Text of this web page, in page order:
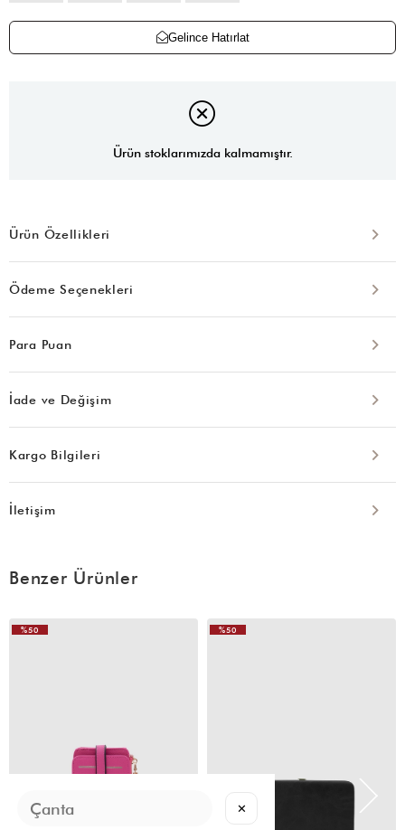
Gelince Hatırlat
Ürün stoklarımızda kalmamıştır.
Ürün Özellikleri
Ödeme Seçenekleri
Para Puan
İade ve Değişim
Kargo Bilgileri
İletişim
Benzer Ürünler
%50 %50
✕